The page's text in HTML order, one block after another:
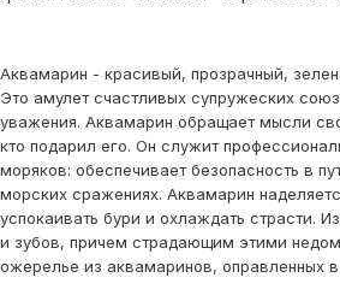
Аквамарин - красивый, прозрачный,
Это амулет счастливых супружеских
уважения. Аквамарин обращает мысли
кто подарил его. Он служит
моряков: обеспечивает безопасность в
морских сражениях. Аквамарин
успокаивать бури и охлаждать страсти.
и зубов, причем страдающим этими
ожерелье из аквамаринов, оправленных